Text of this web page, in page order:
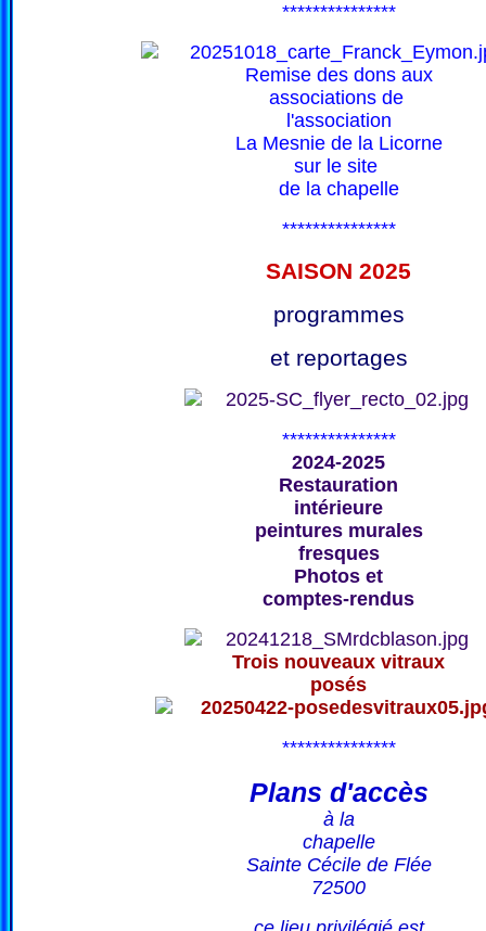
***************
Remise des dons aux
associations de
l'association
La Mesnie de la Licorne
sur le site
de la chapelle
***************
SAISON 2025
programmes
et reportages
***************
2024-2025
Restauration
intérieure
peintures murales
fresques
Photos et
comptes-rendus
Trois nouveaux vitraux
posés
***************
Plans d'accès
à la
chapelle
Sainte Cécile de Flée
72500